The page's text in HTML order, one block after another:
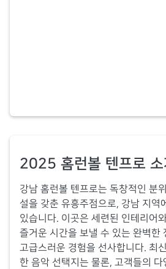
2025 홈런볼 텐프로 소
강남 홈런볼 텐프로는 독창적인 분
설을 갖춘 유흥주점으로, 강남 지역
있습니다. 이곳은 세련된 인테리어
즐거운 시간을 보낼 수 있는 완벽한
고급스러운 경험을 선사합니다. 최
한 음악 선택지는 물론, 고객들의 다